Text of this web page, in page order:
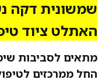
שמשונית דקה
האתלט ציוד
מתאים לסביבות
החל ממרכזים